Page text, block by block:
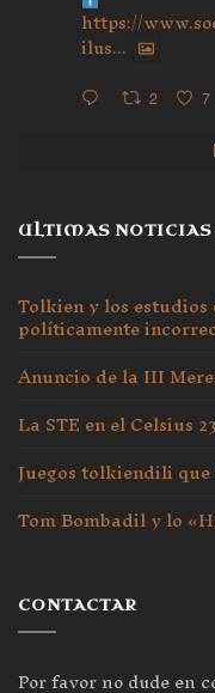
https://
ilus...
2 7
ULTIMAS NOTICIAS
Tolkien y los
políticamente
Anuncio de la III
La STE en el Celsius
Juegos tolkiendili
Tom Bombadil y lo
CONTACTAR
Por favor no dude en